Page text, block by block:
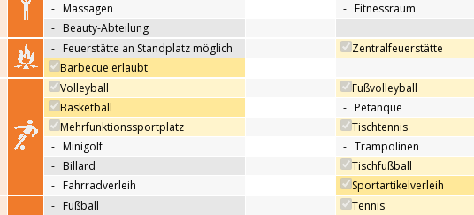
- Massagen - Fitnessraum
- Beauty-Abteilung
- Feuerstätte an Standplatz möglich
Zentralfeuerstätte
Barbecue erlaubt
Volleyball
Fußvolleyball
Basketball
- Petanque
Mehrfunktionssportplatz
Tischtennis
- Minigolf - Trampolinen
- Billard
Tischfußball
- Fahrradverleih Sportartikelverleih
- Fußball Tennis